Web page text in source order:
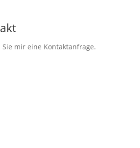
Sie mir eine Kontaktanfrage.